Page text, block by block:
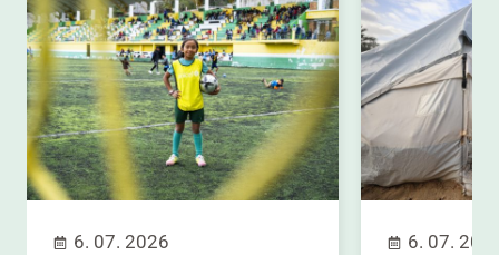
6. 07. 2026 6. 07.